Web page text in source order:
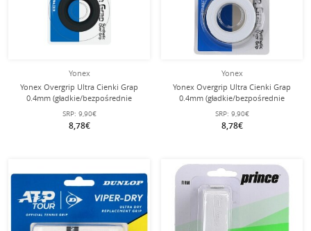
Yonex
Yonex Overgrip Ultra Cienki Grap
0.4mm (gładkie/bezpośrednie
uczucie chwytu) czarny 3 szt.
SRP: 9,90€
8,78€
Yonex
Yonex Overgrip Ultra Cienki Grap
0.4mm (gładkie/bezpośrednie
uczucie chwytu) biały 3 szt.
SRP: 9,90€
8,78€